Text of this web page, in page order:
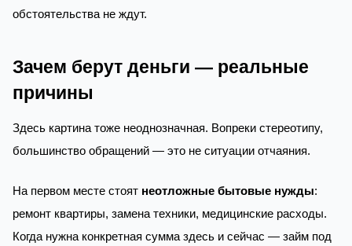
обстоятельства не ждут.
Зачем берут деньги — реальные
причины
Здесь картина тоже неоднозначная. Вопреки стереотипу,
большинство обращений — это не ситуации отчаяния.
На первом месте стоят неотложные бытовые нужды:
ремонт квартиры, замена техники, медицинские расходы.
Когда нужна конкретная сумма здесь и сейчас — займ под